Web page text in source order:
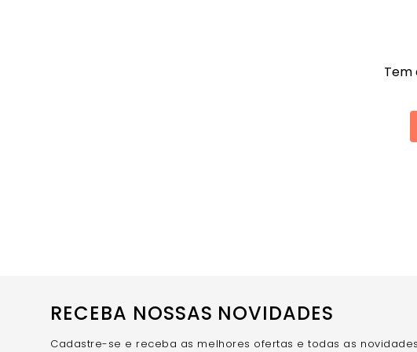
Tem
RECEBA NOSSAS NOVIDADES
Cadastre-se e receba as melhores ofertas e todas as novidades